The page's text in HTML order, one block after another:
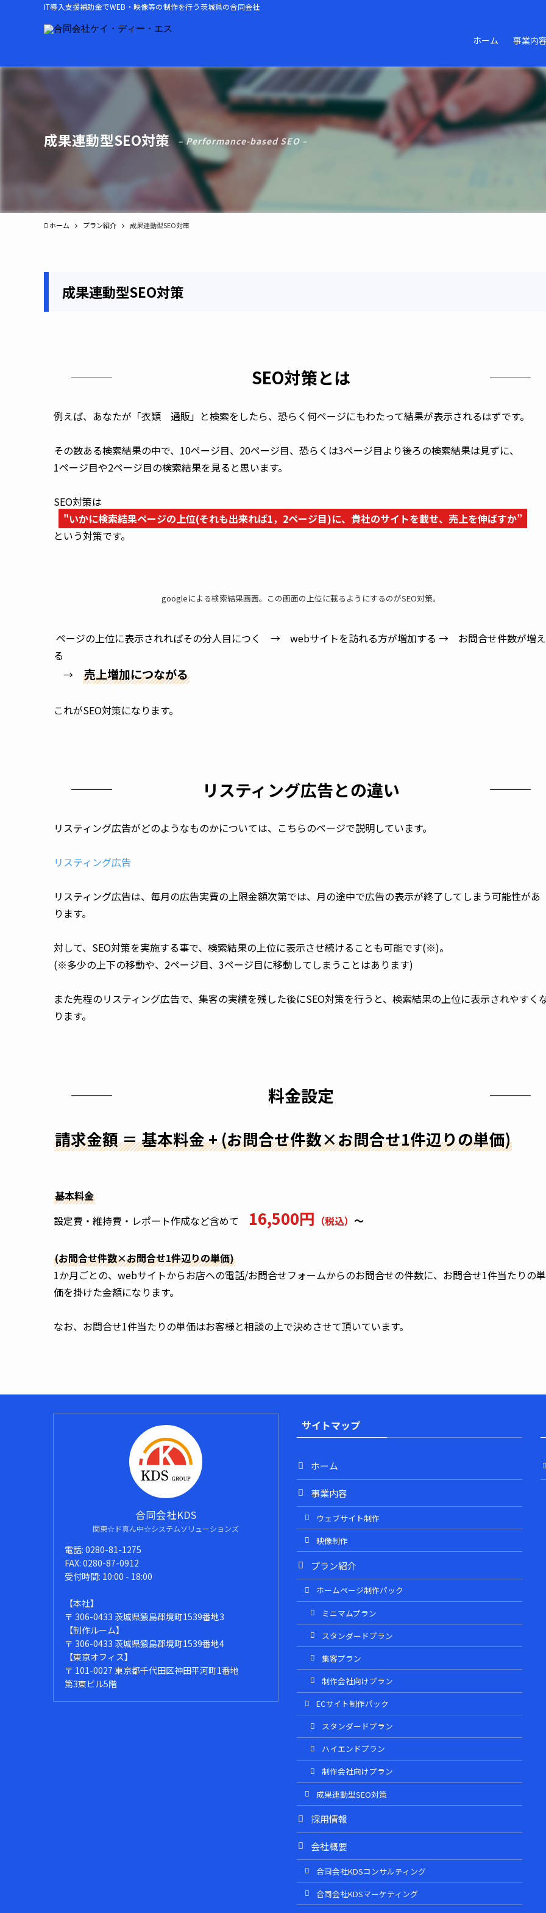
IT導入支援補助金でWEB・映像等の制作を行う茨城県の合同会社
ホーム 事業内
成果連動型SEO対策 – Performance-based SEO –
ホーム プラン紹介 成果連動型SEO対策
成果連動型SEO対策
SEO対策とは
例えば、あなたが「衣類　通販」と検索をしたら、恐らく何ページにもわたって結果が表示されるはずです。
その数ある検索結果の中で、10ページ目、20ページ目、恐らくは3ページ目より後ろの検索結果は見ずに、
1ページ目や2ページ目の検索結果を見ると思います。
SEO対策は
"いかに検索結果ページの上位(それも出来れば1，2ページ目)に、貴社のサイトを載せ、売上を伸ばすか”
という対策です。
googleによる検索結果画面。この画面の上位に載るようにするのがSEO対策。
る
→ 売上増加につながる
これがSEO対策になります。
リスティング広告との違い
リスティング広告がどのようなものかについては、こちらのページで説明しています。
リスティング広告
リスティング広告は、毎月の広告実費の上限金額次第では、月の途中で広告の表示が終了してしまう可能性があ
ります。
対して、SEO対策を実施する事で、検索結果の上位に表示させ続けることも可能です(※)。
(※多少の上下の移動や、2ページ目、3ページ目に移動してしまうことはあります)
また先程のリスティング広告で、集客の実績を残した後にSEO対策を行うと、検索結果の上位に表示されやすく
ります。
料金設定
請求金額 ＝ 基本料金 + (お問合せ件数×お問合せ1件辺りの単価)
基本料金
設定費・維持費・レポート作成など含めて 16,500円 （税込） ～
(お問合せ件数×お問合せ1件辺りの単価)
1か月ごとの、webサイトからお店への電話/お問合せフォームからのお問合せの件数に、お問合せ1件当たりの単
価を掛けた金額になります。
なお、お問合せ1件当たりの単価はお客様と相談の上で決めさせて頂いています。
合同会社KDS
関東☆ド真ん中☆システムソリューションズ
電話: 0280-81-1275
FAX: 0280-87-0912
受付時間: 10:00 - 18:00
【本社】
〒 306-0433 茨城県猿島郡境町1539番地3
【制作ルーム】
〒 306-0433 茨城県猿島郡境町1539番地4
【東京オフィス】
〒 101-0027 東京都千代田区神田平河町1番地
第3東ビル5階
サイトマップ
ホーム
事業内容
ウェブサイト制作
映像制作
プラン紹介
ホームページ制作パック
ミニマムプラン
スタンダードプラン
集客プラン
制作会社向けプラン
ECサイト制作パック
スタンダードプラン
ハイエンドプラン
制作会社向けプラン
成果連動型SEO対策
採用情報
会社概要
合同会社KDSコンサルティング
合同会社KDSマーケティング